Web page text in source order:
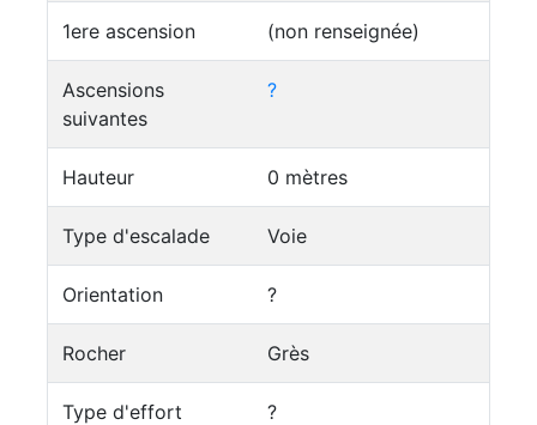
1ere ascension (non renseignée)
Ascensions
suivantes
?
Hauteur 0 mètres
Type d'escalade Voie
Orientation ?
Rocher Grès
Type d'effort ?